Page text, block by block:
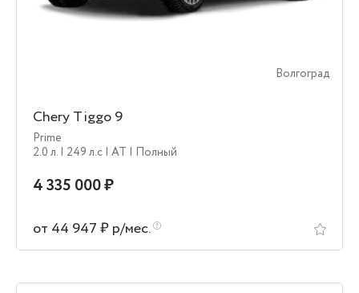
Волгоград
Chery Tiggo 9
Prime
2.0 л. | 249 л.c | AT | Полный
4 335 000 ₽
от 44 947 ₽ р/мес.